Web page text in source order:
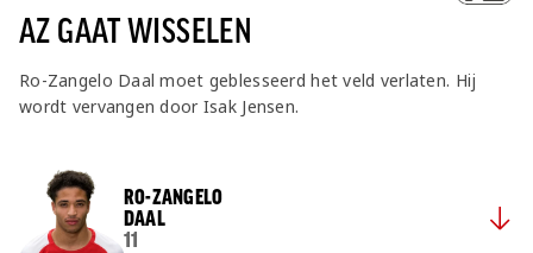
AZ GAAT WISSELEN
Ro-Zangelo Daal moet geblesseerd het veld verlaten. Hij
wordt vervangen door Isak Jensen.
RO-ZANGELO
DAAL
11